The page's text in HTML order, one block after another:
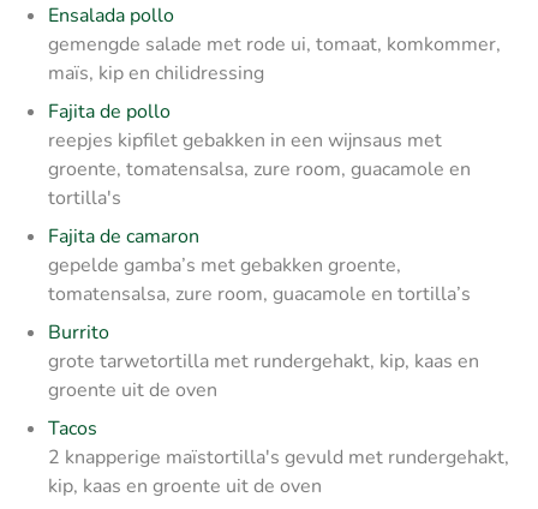
Ensalada pollo
gemengde salade met rode ui, tomaat, komkommer,
maïs, kip en chilidressing
Fajita de pollo
reepjes kipfilet gebakken in een wijnsaus met
groente, tomatensalsa, zure room, guacamole en
tortilla's
Fajita de camaron
gepelde gamba’s met gebakken groente,
tomatensalsa, zure room, guacamole en tortilla’s
Burrito
grote tarwetortilla met rundergehakt, kip, kaas en
groente uit de oven
Tacos
2 knapperige maïstortilla's gevuld met rundergehakt,
kip, kaas en groente uit de oven